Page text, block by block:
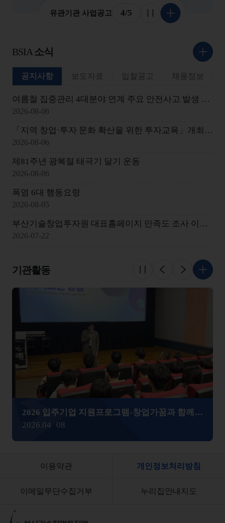
유관기관 사업공고 4/5
슬라이드 멈춤
더 보기
BSIA 소식
공지사항
여름철 집중관리 4대분야 연계 주요 안전사고 발생 사례
2026-08-06
「지역 창업·투자 문화 확산을 위한 투자교육」개최 안내
2026-08-06
제81주년 광복절 태극기 달기 운동
2026-08-06
폭염 6대 행동요령
2026-08-05
부산기술창업투자원 대표홈페이지 만족도 조사 이벤트 당첨자 발표
2026-07-22
보도자료 입찰공고 채용정보
기관활동
2026 입주기업 지원프로그램-창업가꿈과 함께하는 학생창업 성장 로드맵
2026.04
08
슬라이드 멈춤
이전 다음 더 보
이용약관 개인정보처리방침
이메일무단수집거부 누리집안내지도
부산기술창업투자원